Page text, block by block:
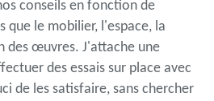
conseils en fonction de
que le mobilier, l'espace, la
des œuvres. J'attache une
des essais sur place avec
de les satisfaire, sans chercher